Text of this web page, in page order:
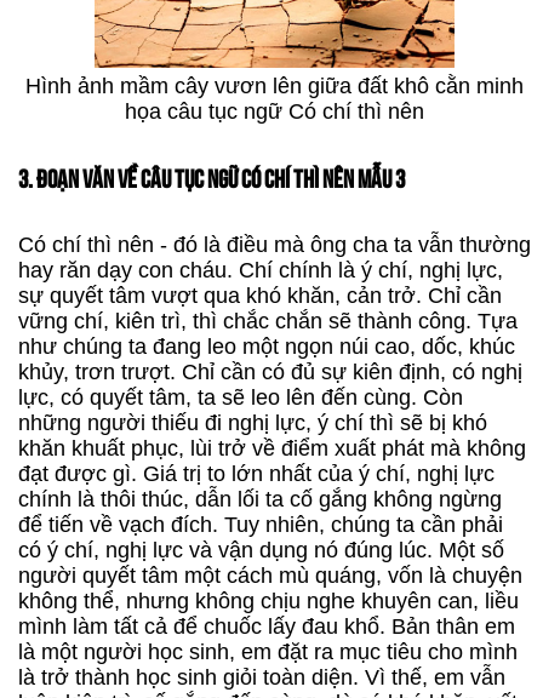
Hình ảnh mầm cây vươn lên giữa đất khô cằn minh
họa câu tục ngữ Có chí thì nên
3. ĐOẠN VĂN VỀ CÂU TỤC NGỮ CÓ CHÍ THÌ NÊN MẪU 3
Có chí thì nên - đó là điều mà ông cha ta vẫn thường
hay răn dạy con cháu. Chí chính là ý chí, nghị lực,
sự quyết tâm vượt qua khó khăn, cản trở. Chỉ cần
vững chí, kiên trì, thì chắc chắn sẽ thành công. Tựa
như chúng ta đang leo một ngọn núi cao, dốc, khúc
khủy, trơn trượt. Chỉ cần có đủ sự kiên định, có nghị
lực, có quyết tâm, ta sẽ leo lên đến cùng. Còn
những người thiếu đi nghị lực, ý chí thì sẽ bị khó
khăn khuất phục, lùi trở về điểm xuất phát mà không
đạt được gì. Giá trị to lớn nhất của ý chí, nghị lực
chính là thôi thúc, dẫn lối ta cố gắng không ngừng
để tiến về vạch đích. Tuy nhiên, chúng ta cần phải
có ý chí, nghị lực và vận dụng nó đúng lúc. Một số
người quyết tâm một cách mù quáng, vốn là chuyện
không thể, nhưng không chịu nghe khuyên can, liều
mình làm tất cả để chuốc lấy đau khổ. Bản thân em
là một người học sinh, em đặt ra mục tiêu cho mình
là trở thành học sinh giỏi toàn diện. Vì thế, em vẫn